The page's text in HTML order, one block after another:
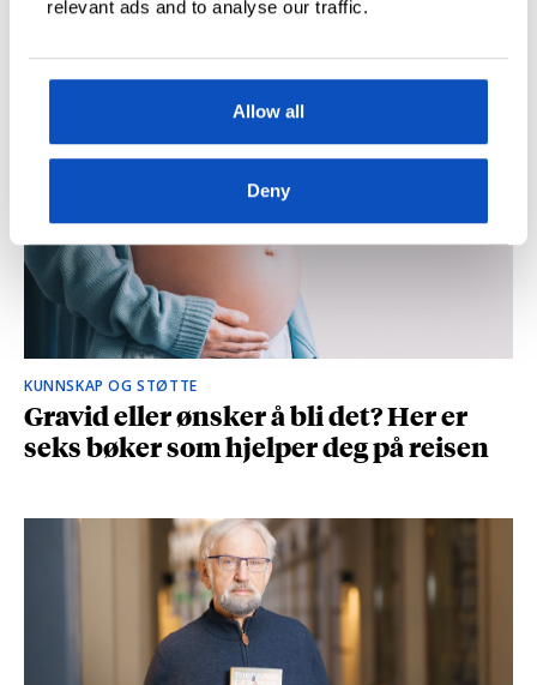
relevant ads and to analyse our traffic.
Allow all
Deny
og spionasje ble helt uinteressant i
KUNNSKAP OG STØTTE
Gravid eller ønsker å bli det? Her er
seks bøker som hjelper deg på reisen